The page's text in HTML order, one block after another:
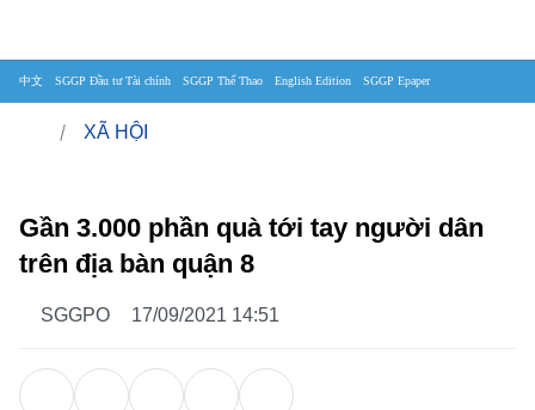
中文 SGGP Đầu tư Tài chính SGGP Thể Thao English Edition SGGP Epaper
XÃ HỘI
Gần 3.000 phần quà tới tay người dân
trên địa bàn quận 8
SGGPO 17/09/2021 14:51